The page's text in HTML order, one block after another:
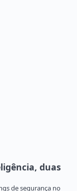
duas
de segurança no